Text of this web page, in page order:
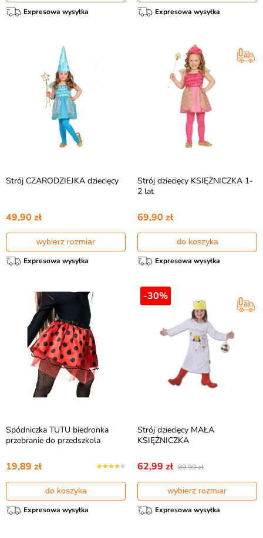
Expresowa wysyłka Expresowa wysyłka
Strój CZARODZIEJKA dziecięcy
49,90 zł
wybierz rozmiar
Expresowa wysyłka
Strój dziecięcy KSIĘŻNICZKA 1-
2 lat
69,90 zł
do koszyka
Expresowa wysyłka
Spódniczka TUTU biedronka
przebranie do przedszkola
19,89 zł
do koszyka
Expresowa wysyłka
-30%
Strój dziecięcy MAŁA
KSIĘŻNICZKA
62,99 zł 89,99 zł
wybierz rozmiar
Expresowa wysyłka